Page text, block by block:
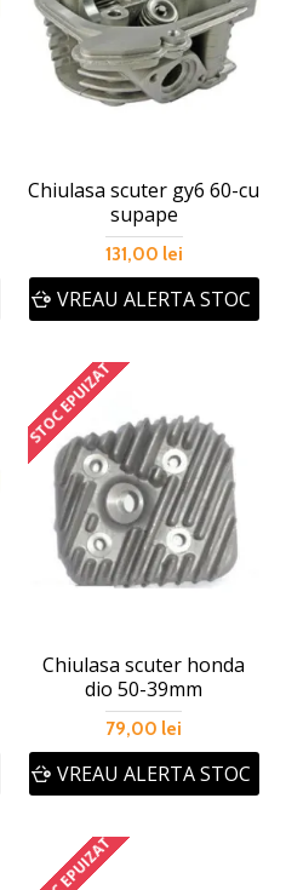
Chiulasa scuter gy6 60-cu
supape
131,00 lei
VREAU ALERTA STOC
STOC EPUIZAT
Chiulasa scuter honda
dio 50-39mm
79,00 lei
VREAU ALERTA STOC